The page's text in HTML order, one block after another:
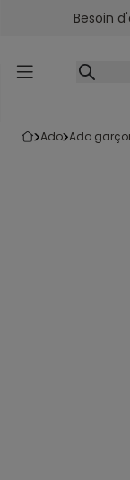
Accéder auBesoin
ado ado